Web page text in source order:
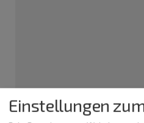
Altstadtparkplatz beim
Am Hallenbad
Einstellungen